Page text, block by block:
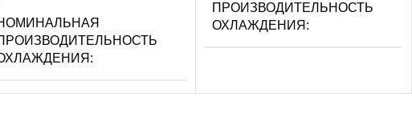
ПРОИЗВОДИТЕЛЬНОСТЬ
ОХЛАЖДЕНИЯ